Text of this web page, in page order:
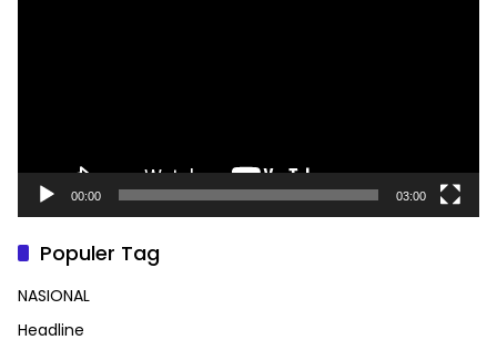
00:00 03:00
Populer Tag
NASIONAL
Headline